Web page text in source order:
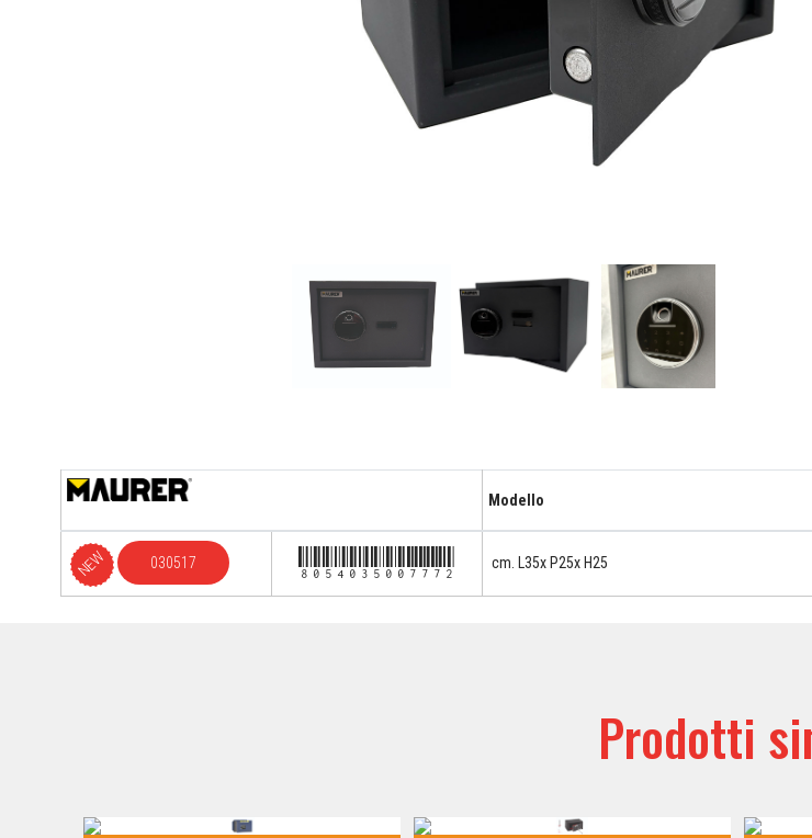
Modello
NEW 030517 8054035007772 cm. L35x P25x H25
Prodotti